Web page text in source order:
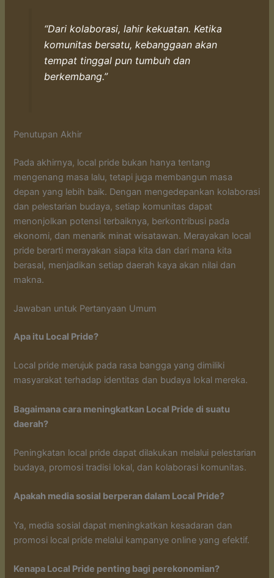
“Dari kolaborasi, lahir kekuatan. Ketika
komunitas bersatu, kebanggaan akan
tempat tinggal pun tumbuh dan
berkembang.”
Penutupan Akhir
Pada akhirnya, local pride bukan hanya tentang
mengenang masa lalu, tetapi juga membangun masa
depan yang lebih baik. Dengan mengedepankan kolaborasi
dan pelestarian budaya, setiap komunitas dapat
menonjolkan potensi terbaiknya, berkontribusi pada
ekonomi, dan menarik minat wisatawan. Merayakan local
pride berarti merayakan siapa kita dan dari mana kita
berasal, menjadikan setiap daerah kaya akan nilai dan
makna.
Jawaban untuk Pertanyaan Umum
Apa itu Local Pride?
Local pride merujuk pada rasa bangga yang dimiliki
masyarakat terhadap identitas dan budaya lokal mereka.
Bagaimana cara meningkatkan Local Pride di suatu
daerah?
Peningkatan local pride dapat dilakukan melalui pelestarian
budaya, promosi tradisi lokal, dan kolaborasi komunitas.
Apakah media sosial berperan dalam Local Pride?
Ya, media sosial dapat meningkatkan kesadaran dan
promosi local pride melalui kampanye online yang efektif.
Kenapa Local Pride penting bagi perekonomian?